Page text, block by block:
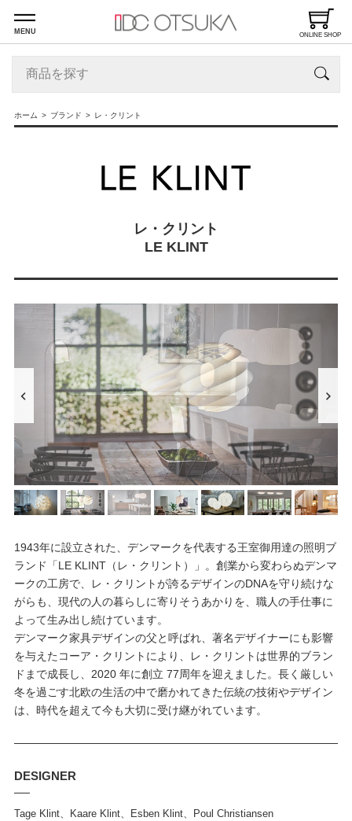
MENU ONLINE SHOP
ホーム ブランド レ・クリント
レ・クリント
LE KLINT
1943年に設立された、デンマークを代表する王室御用達の照明ブ
ランド「LE KLINT（レ・クリント）」。創業から変わらぬデンマ
ークの工房で、レ・クリントが誇るデザインのDNAを守り続けな
がらも、現代の人の暮らしに寄りそうあかりを、職人の手仕事に
よって生み出し続けています。
デンマーク家具デザインの父と呼ばれ、著名デザイナーにも影響
を与えたコーア・クリントにより、レ・クリントは世界的ブラン
ドまで成長し、2020 年に創立 77周年を迎えました。長く厳しい
冬を過ごす北欧の生活の中で磨かれてきた伝統の技術やデザイン
は、時代を超えて今も大切に受け継がれています。
DESIGNER
Tage Klint、Kaare Klint、Esben Klint、Poul Christiansen